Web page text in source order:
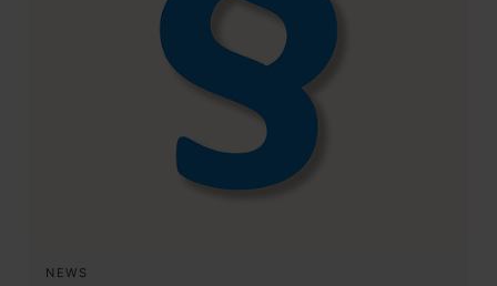
NEWS